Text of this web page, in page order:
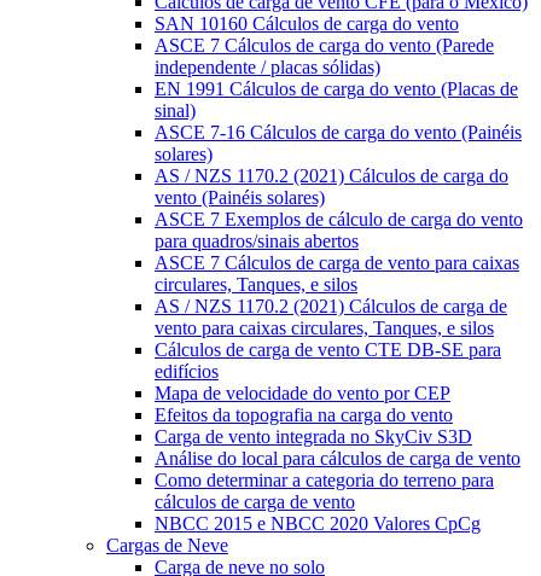
SAN 10160 Cálculos de carga do vento
ASCE 7 Cálculos de carga do vento (Parede
independente / placas sólidas)
EN 1991 Cálculos de carga do vento (Placas de
sinal)
ASCE 7-16 Cálculos de carga do vento (Painéis
solares)
AS / NZS 1170.2 (2021) Cálculos de carga do
vento (Painéis solares)
ASCE 7 Exemplos de cálculo de carga do vento
para quadros/sinais abertos
ASCE 7 Cálculos de carga de vento para caixas
circulares, Tanques, e silos
AS / NZS 1170.2 (2021) Cálculos de carga de
vento para caixas circulares, Tanques, e silos
Cálculos de carga de vento CTE DB-SE para
edifícios
Mapa de velocidade do vento por CEP
Efeitos da topografia na carga do vento
Carga de vento integrada no SkyCiv S3D
Análise do local para cálculos de carga de vento
Como determinar a categoria do terreno para
cálculos de carga de vento
NBCC 2015 e NBCC 2020 Valores CpCg
Cargas de Neve
Carga de neve no solo